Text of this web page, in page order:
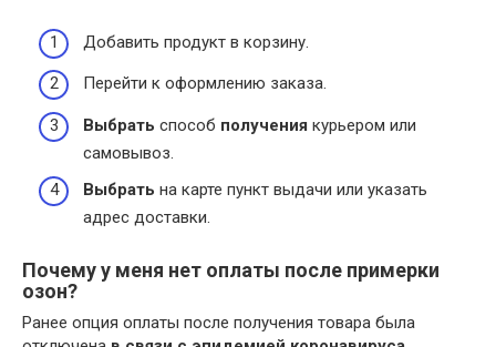
Добавить продукт в корзину.
Перейти к оформлению заказа.
Выбрать способ получения курьером или
самовывоз.
Выбрать на карте пункт выдачи или указать
адрес доставки.
Почему у меня нет оплаты после примерки
озон?
Ранее опция оплаты после получения товара была